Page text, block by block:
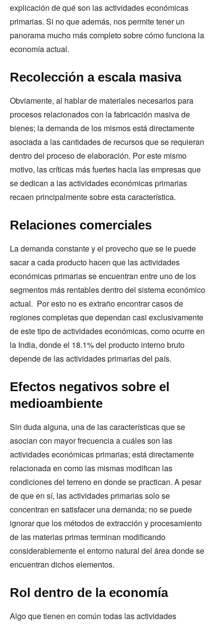
explicación de qué son las actividades económicas
primarias. Si no que además, nos permite tener un
panorama mucho más completo sobre cómo funciona la
economía actual.
Recolección a escala masiva
Obviamente, al hablar de materiales necesarios para
procesos relacionados con la fabricación masiva de
bienes; la demanda de los mismos está directamente
asociada a las cantidades de recursos que se requieran
dentro del proceso de elaboración. Por este mismo
motivo, las críticas más fuertes hacia las empresas que
se dedican a las actividades económicas primarias
recaen principalmente sobre esta característica.
Relaciones comerciales
La demanda constante y el provecho que se le puede
sacar a cada producto hacen que las actividades
económicas primarias se encuentran entre uno de los
segmentos más rentables dentro del sistema económico
actual. Por esto no es extraño encontrar casos de
regiones completas que dependan casi exclusivamente
de este tipo de actividades económicas, como ocurre en
la India, donde el 18.1% del producto interno bruto
depende de las actividades primarias del país.
Efectos negativos sobre el
medioambiente
Sin duda alguna, una de las características que se
asocian con mayor frecuencia a cuáles son las
actividades económicas primarias; está directamente
relacionada en como las mismas modifican las
condiciones del terreno en donde se practican. A pesar
de que en sí, las actividades primarias solo se
concentran en satisfacer una demanda; no se puede
ignorar que los métodos de extracción y procesamiento
de las materias primas terminan modificando
considerablemente el entorno natural del área donde se
encuentran dichos elementos.
Rol dentro de la economía
Algo que tienen en común todas las actividades